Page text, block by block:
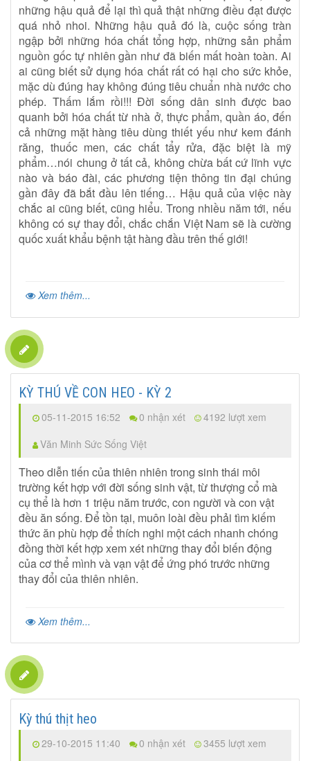
những hậu quả để lại thì quả thật những điều đạt được
quá nhỏ nhoi. Những hậu quả đó là, cuộc sống tràn
ngập bởi những hóa chất tổng hợp, những sản phẩm
nguồn gốc tự nhiên gần như đã biến mất hoàn toàn. Ai
ai cũng biết sử dụng hóa chất rất có hại cho sức khỏe,
mặc dù đúng hay không đúng tiêu chuẩn nhà nước cho
phép. Thấm lắm rồi!!! Đời sống dân sinh được bao
quanh bởi hóa chất từ nhà ở, thực phẩm, quần áo, đến
cả những mặt hàng tiêu dùng thiết yếu như kem đánh
răng, thuốc men, các chất tẩy rửa, đặc biệt là mỹ
phẩm…nói chung ở tất cả, không chừa bất cứ lĩnh vực
nào và báo đài, các phương tiện thông tin đại chúng
gần đây đã bắt đầu lên tiếng… Hậu quả của việc này
chắc ai cũng biết, cũng hiểu. Trong nhiều năm tới, nếu
không có sự thay đổi, chắc chắn Việt Nam sẽ là cường
quốc xuất khẩu bệnh tật hàng đầu trên thế giới!
Xem thêm...
KỲ THÚ VỀ CON HEO - KỲ 2
05-11-2015 16:52 0 nhận xét
4192 lượt xem
Văn Minh Sức Sống Việt
Theo diễn tiến của thiên nhiên trong sinh thái môi
trường kết hợp với đời sống sinh vật, từ thượng cổ mà
cụ thể là hơn 1 triệu năm trước, con người và con vật
đều ăn sống. Để tồn tại, muôn loài đều phải tìm kiếm
thức ăn phù hợp để thích nghi một cách nhanh chóng
đồng thời kết hợp xem xét những thay đổi biến động
của cơ thể mình và vạn vật để ứng phó trước những
thay đổi của thiên nhiên.
Xem thêm...
Kỳ thú thịt heo
29-10-2015 11:40 0 nhận xét
3455 lượt xem